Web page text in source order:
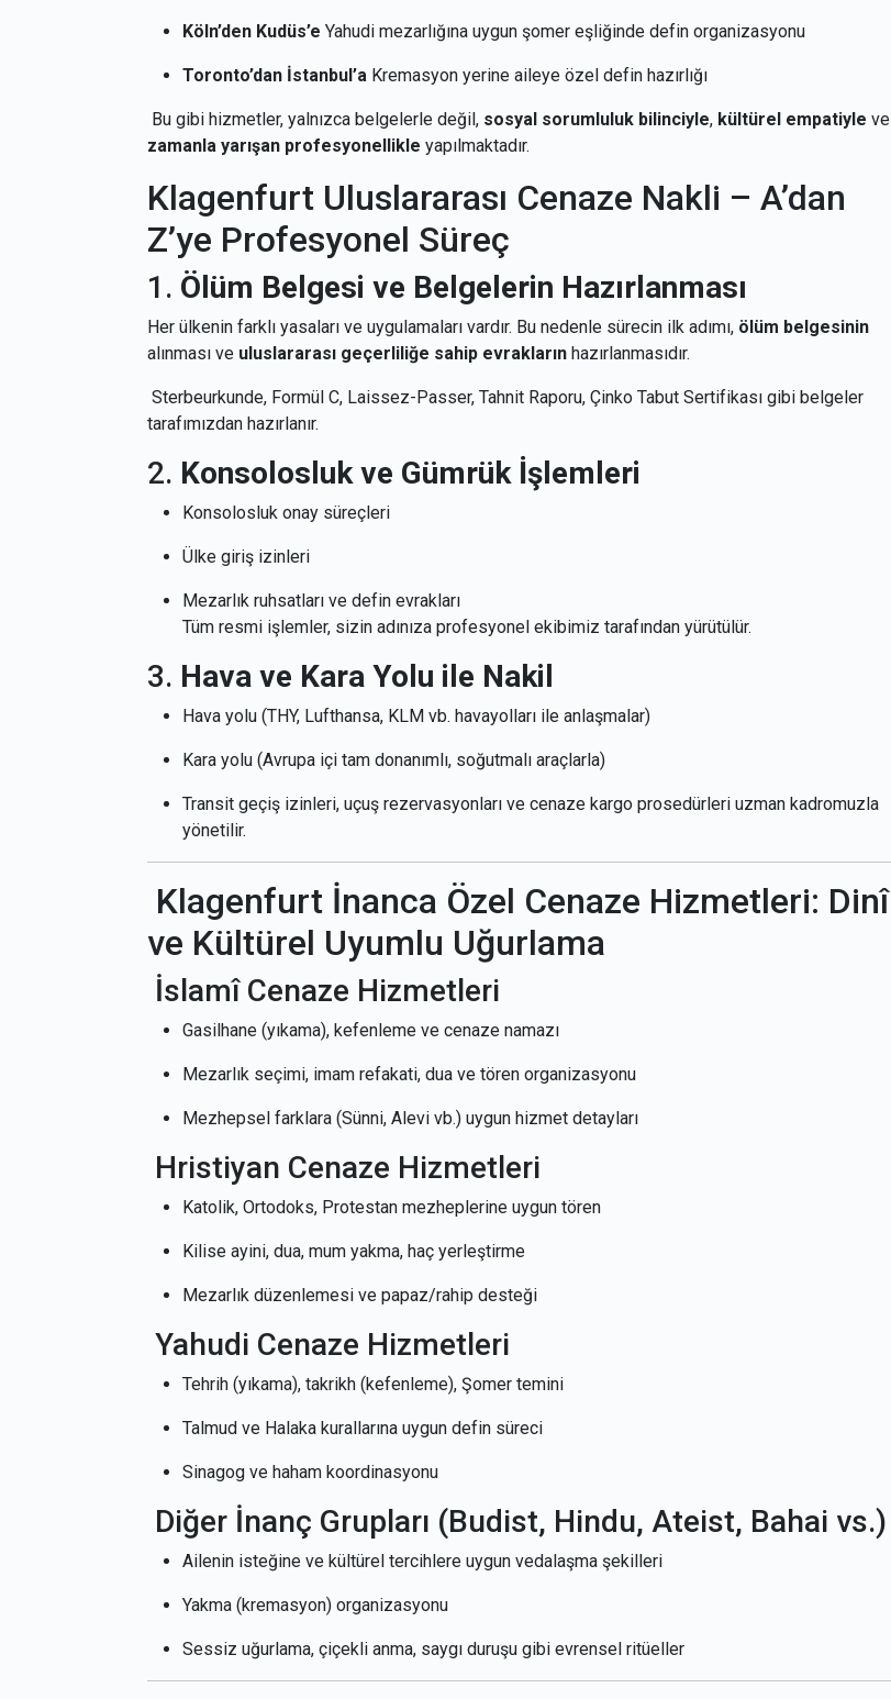
Köln’den Kudüs’e Yahudi mezarlığına uygun şomer eşliğinde defin organizasyonu
Toronto’dan İstanbul’a Kremasyon yerine aileye özel defin hazırlığı
Bu gibi hizmetler, yalnızca belgelerle değil, sosyal sorumluluk bilinciyle, kültürel empatiyle ve
zamanla yarışan profesyonellikle yapılmaktadır.
Klagenfurt Uluslararası Cenaze Nakli – A’dan
Z’ye Profesyonel Süreç
1. Ölüm Belgesi ve Belgelerin Hazırlanması
Her ülkenin farklı yasaları ve uygulamaları vardır. Bu nedenle sürecin ilk adımı, ölüm belgesinin
alınması ve uluslararası geçerliliğe sahip evrakların hazırlanmasıdır.
Sterbeurkunde, Formül C, Laissez-Passer, Tahnit Raporu, Çinko Tabut Sertifikası gibi belgeler
tarafımızdan hazırlanır.
2. Konsolosluk ve Gümrük İşlemleri
Konsolosluk onay süreçleri
Ülke giriş izinleri
Mezarlık ruhsatları ve defin evrakları
Tüm resmi işlemler, sizin adınıza profesyonel ekibimiz tarafından yürütülür.
3. Hava ve Kara Yolu ile Nakil
Hava yolu (THY, Lufthansa, KLM vb. havayolları ile anlaşmalar)
Kara yolu (Avrupa içi tam donanımlı, soğutmalı araçlarla)
Transit geçiş izinleri, uçuş rezervasyonları ve cenaze kargo prosedürleri uzman kadromuzla
yönetilir.
Klagenfurt İnanca Özel Cenaze Hizmetleri: Dinî
ve Kültürel Uyumlu Uğurlama
İslamî Cenaze Hizmetleri
Gasilhane (yıkama), kefenleme ve cenaze namazı
Mezarlık seçimi, imam refakati, dua ve tören organizasyonu
Mezhepsel farklara (Sünni, Alevi vb.) uygun hizmet detayları
Hristiyan Cenaze Hizmetleri
Katolik, Ortodoks, Protestan mezheplerine uygun tören
Kilise ayini, dua, mum yakma, haç yerleştirme
Mezarlık düzenlemesi ve papaz/rahip desteği
Yahudi Cenaze Hizmetleri
Tehrih (yıkama), takrikh (kefenleme), Şomer temini
Talmud ve Halaka kurallarına uygun defin süreci
Sinagog ve haham koordinasyonu
Diğer İnanç Grupları (Budist, Hindu, Ateist, Bahai vs.)
Ailenin isteğine ve kültürel tercihlere uygun vedalaşma şekilleri
Yakma (kremasyon) organizasyonu
Sessiz uğurlama, çiçekli anma, saygı duruşu gibi evrensel ritüeller